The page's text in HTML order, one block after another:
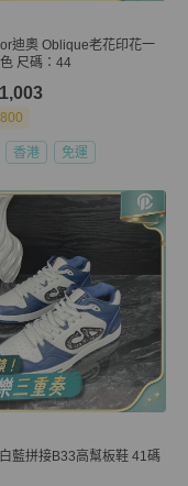
迪奧 Oblique老花印花一
尺碼：44
香港 免運
藍拼接B33高幫板鞋 41碼